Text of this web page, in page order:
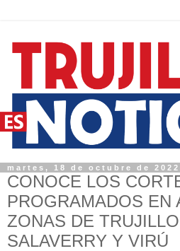
martes, 18 de octubre de 2022
CONOCE LOS
PROGRAMADOS EN
ZONAS DE
SALAVERRY Y VIRÚ